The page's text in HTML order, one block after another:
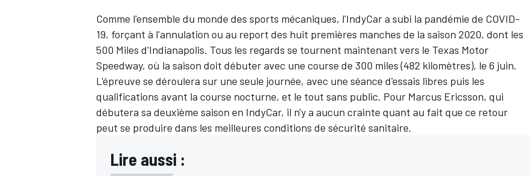
WEC
Comme l'ensemble du monde des sports mécaniques, l'IndyCar a subi la pandémie de COVID-
19, forçant à l'annulation ou au report des huit premières manches de la saison 2020, dont les
500 Miles d'Indianapolis. Tous les regards se tournent maintenant vers le Texas Motor
Speedway, où la saison doit débuter avec une course de 300 miles (482 kilomètres), le 6 juin.
L'épreuve se déroulera sur une seule journée, avec une séance d'essais libres puis les
qualifications avant la course nocturne, et le tout sans public. Pour Marcus Ericsson, qui
débutera sa deuxième saison en IndyCar, il n'y a aucun crainte quant au fait que ce retour
peut se produire dans les meilleures conditions de sécurité sanitaire.
Lire aussi :